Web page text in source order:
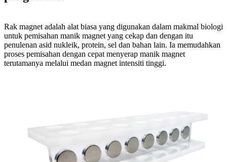
Rak magnet adalah alat biasa yang digunakan dalam makmal biologi
untuk pemisahan manik magnet yang cekap dan dengan itu
penulenan asid nukleik, protein, sel dan bahan lain. Ia memudahkan
proses pemisahan dengan cepat menyerap manik magnet
terutamanya melalui medan magnet intensiti tinggi.